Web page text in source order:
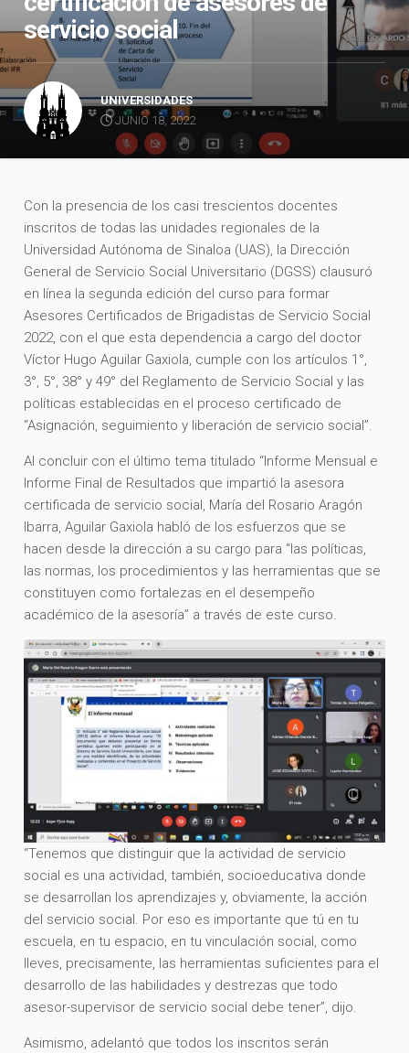
servicio social
UNIVERSIDADES
JUNIO 18, 2022
Con la presencia de los casi trescientos docentes
inscritos de todas las unidades regionales de la
Universidad Autónoma de Sinaloa (UAS), la Dirección
General de Servicio Social Universitario (DGSS) clausuró
en línea la segunda edición del curso para formar
Asesores Certificados de Brigadistas de Servicio Social
2022, con el que esta dependencia a cargo del doctor
Víctor Hugo Aguilar Gaxiola, cumple con los artículos 1°,
3°, 5°, 38° y 49° del Reglamento de Servicio Social y las
políticas establecidas en el proceso certificado de
“Asignación, seguimiento y liberación de servicio social”.
Al concluir con el último tema titulado “Informe Mensual e
Informe Final de Resultados que impartió la asesora
certificada de servicio social, María del Rosario Aragón
Ibarra, Aguilar Gaxiola habló de los esfuerzos que se
hacen desde la dirección a su cargo para “las políticas,
las normas, los procedimientos y las herramientas que se
constituyen como fortalezas en el desempeño
académico de la asesoría” a través de este curso.
“Tenemos que distinguir que la actividad de servicio
social es una actividad, también, socioeducativa donde
se desarrollan los aprendizajes y, obviamente, la acción
del servicio social. Por eso es importante que tú en tu
escuela, en tu espacio, en tu vinculación social, como
lleves, precisamente, las herramientas suficientes para el
desarrollo de las habilidades y destrezas que todo
asesor-supervisor de servicio social debe tener”, dijo.
Asimismo, adelantó que todos los inscritos serán